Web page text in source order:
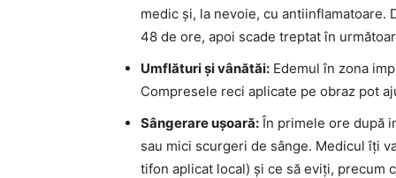
medic și, la nevoie, cu
48 de ore, apoi scade treptat în
Umflături și vânătăi: Edemul în zona
Compresele reci aplicate pe obraz pot
Sângerare ușoară: În primele ore după
sau mici scurgeri de sânge. Medicul îți
tifon aplicat local) și ce să eviți, precum